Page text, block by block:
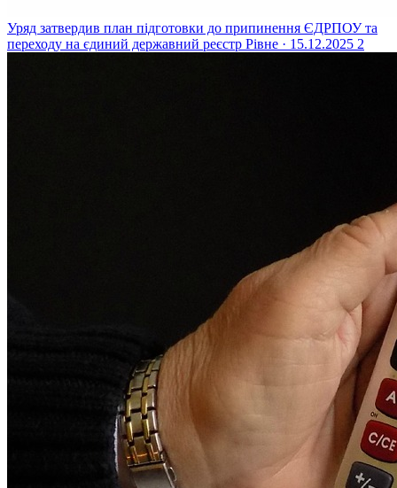
Уряд затвердив план підготовки до припинення ЄДРПОУ та
переходу на єдиний державний реєстр Рівне · 15.12.2025 2